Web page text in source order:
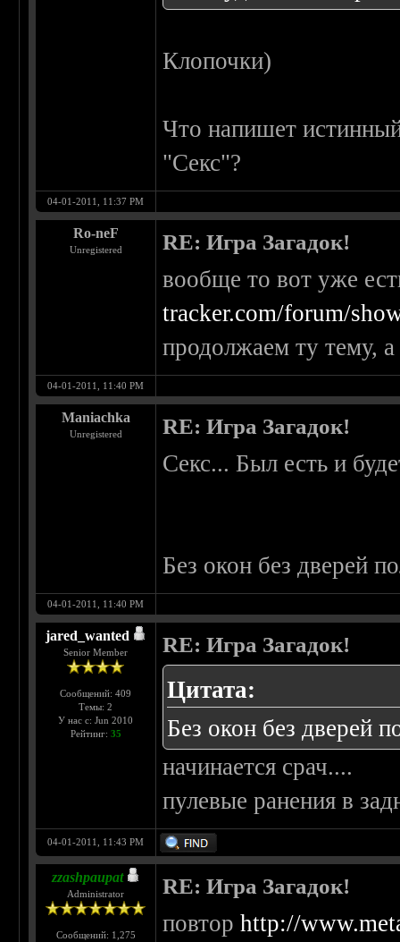
Клопочки)
Что напишет
"Секс"?
04-01-2011, 11:37 PM
Ro-neF
Unregistered RE: Игра Загадок!
вообще то вот уже
tracker.com/forum/
продолжаем ту тему,
04-01-2011, 11:40 PM
Maniachka
Unregistered RE: Игра Загадок!
Секс... Был есть и
Без окон без дверей
04-01-2011, 11:40 PM
jared_wanted
Senior Member
Сообщений: 409
Темы: 2
У нас с: Jun 2010
Рейтинг: 35
RE: Игра Загадок!
Цитата:
Без окон без дверей
начинается срач....
пулевые ранения в
04-01-2011, 11:43 PM
zzashpaupat
Administrator
Сообщений: 1,275
RE: Игра Загадок!
повторhttp://